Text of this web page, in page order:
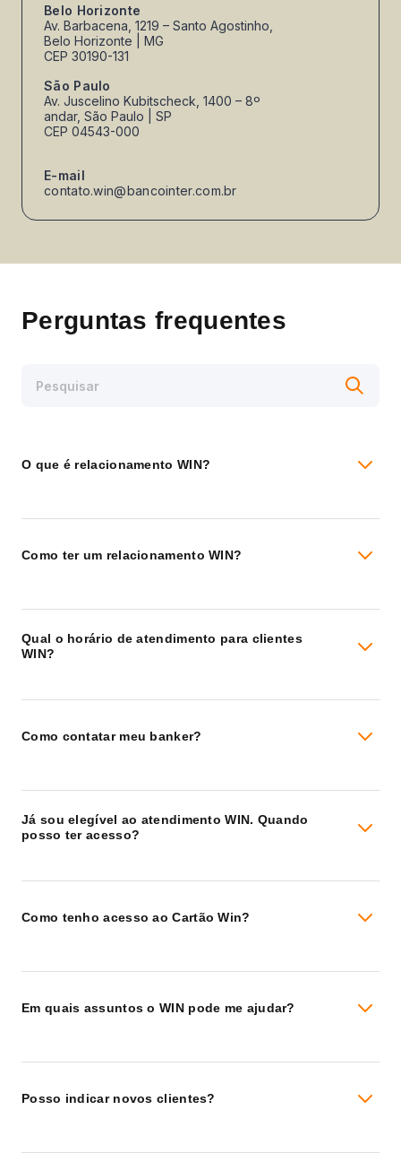
Belo Horizonte
Av. Barbacena, 1219 – Santo Agostinho,
Belo Horizonte | MG
CEP 30190-131
São Paulo
Av. Juscelino Kubitscheck, 1400 – 8º
andar, São Paulo | SP
CEP 04543-000
E-mail
contato.win@bancointer.com.br
Perguntas frequentes
O que é relacionamento WIN?
Como ter um relacionamento WIN?
Qual o horário de atendimento para clientes
WIN?
Como contatar meu banker?
Já sou elegível ao atendimento WIN. Quando
posso ter acesso?
Como tenho acesso ao Cartão Win?
Em quais assuntos o WIN pode me ajudar?
Posso indicar novos clientes?